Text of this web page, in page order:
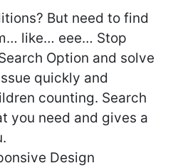
But need to find
like… eee… Stop
Option and solve
quickly and
counting. Search
you need and gives a
Design